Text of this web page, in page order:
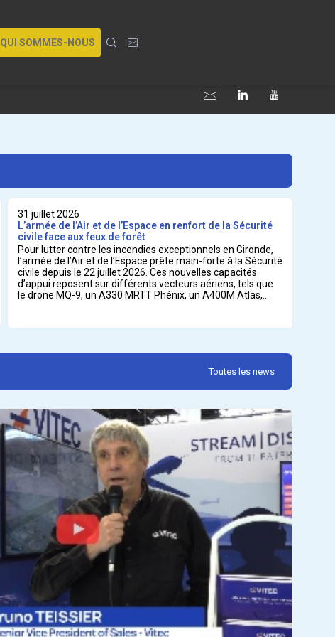
QUI SOMMES-NOUS
31 juillet 2026
L’armée de l’Air et de l’Espace en renfort de la Sécurité
civile face aux feux de forêt
Pour lutter contre les incendies exceptionnels en Gironde,
l’armée de l’Air et de l’Espace prête main-forte à la Sécurité
civile depuis le 22 juillet 2026. Ces nouvelles capacités
d’appui reposent sur différents vecteurs aériens, tels que
le drone MQ-9, un A330 MRTT Phénix, un A400M Atlas,
Toutes les news